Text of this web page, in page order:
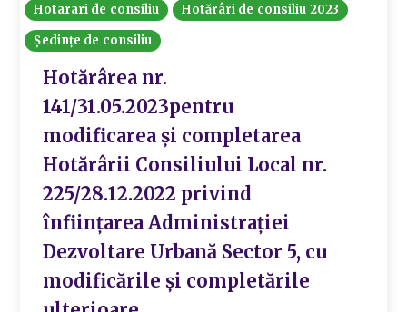
Hotarari de consiliu
Hotărâri de consiliu 2023
Ședințe de consiliu
Hotărârea nr.
141/31.05.2023pentru
modificarea și completarea
Hotărârii Consiliului Local nr.
225/28.12.2022 privind
înființarea Administrației
Dezvoltare Urbană Sector 5, cu
modificările și completările